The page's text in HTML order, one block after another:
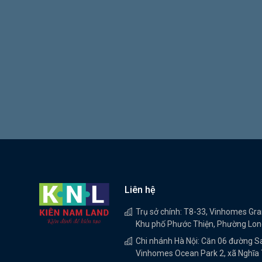
Liên hệ
Trụ sở chính: T8-33, Vinhomes
Khu phố Phước Thiện, Phường
Chi nhánh Hà Nội: Căn 06 đường
Vinhomes Ocean Park 2, xã Nghĩa